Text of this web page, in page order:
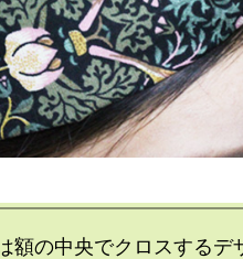
額の中央でクロスするデ